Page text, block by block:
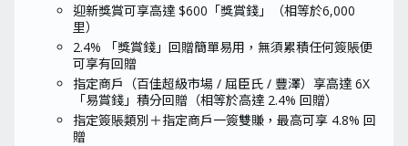
迎新獎賞可享高達 $600「獎賞錢」（相等於6,000
里）
2.4% 「獎賞錢」回贈簡單易用，無須累積任何簽賬便
可享有回贈
指定商戶（百佳超級市場 / 屈臣氏 / 豐澤）享高達 6X
「易賞錢」積分回贈（相等於高達 2.4% 回贈）
指定簽賬類別＋指定商戶一簽雙賺，最高可享 4.8% 回
贈